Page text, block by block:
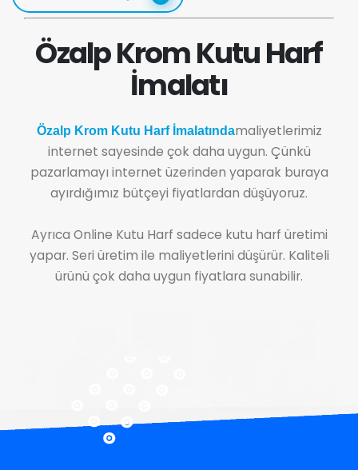
Özalp Krom Kutu Harf
İmalatı
Özalp Krom Kutu Harf İmalatındamaliyetlerimiz
internet sayesinde çok daha uygun. Çünkü
pazarlamayı internet üzerinden yaparak buraya
ayırdığımız bütçeyi fiyatlardan düşüyoruz.
Ayrıca Online Kutu Harf sadece kutu harf üretimi
yapar. Seri üretim ile maliyetlerini düşürür. Kaliteli
ürünü çok daha uygun fiyatlara sunabilir.